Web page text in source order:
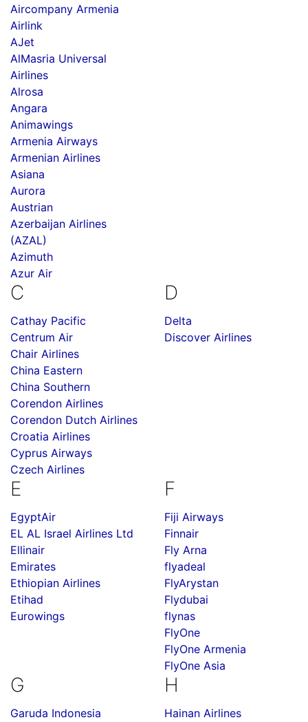
Aircompany Armenia
Airlink
AJet
AlMasria Universal
Airlines
Alrosa
Angara
Animawings
Armenia Airways
Armenian Airlines
Asiana
Aurora
Austrian
Azerbaijan Airlines
(AZAL)
Azimuth
Azur Air
C
Cathay Pacific
Centrum Air
Chair Airlines
China Eastern
China Southern
Corendon Airlines
Corendon Dutch Airlines
Croatia Airlines
Cyprus Airways
Czech Airlines
D
Delta
Discover Airlines
E
EgyptAir
EL AL Israel Airlines Ltd
Ellinair
Emirates
Ethiopian Airlines
Etihad
Eurowings
F
Fiji Airways
Finnair
Fly Arna
flyadeal
FlyArystan
Flydubai
flynas
FlyOne
FlyOne Armenia
FlyOne Asia
G
Garuda Indonesia
H
Hainan Airlines